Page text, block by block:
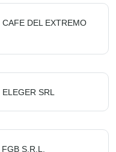
CAFE DEL EXTREMO
ELEGER SRL
FGB S.R.L.